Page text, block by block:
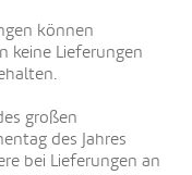
können
keine Lieferungen
großen
des Jahres
bei Lieferungen an